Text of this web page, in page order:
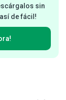
sin
de fácil!